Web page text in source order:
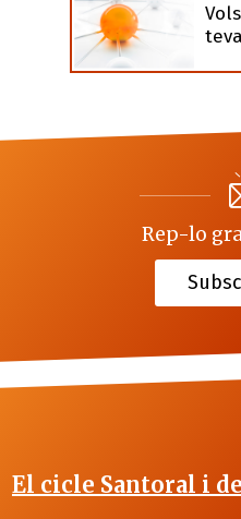
Vols
Rep-lo
El cicle Santoral i